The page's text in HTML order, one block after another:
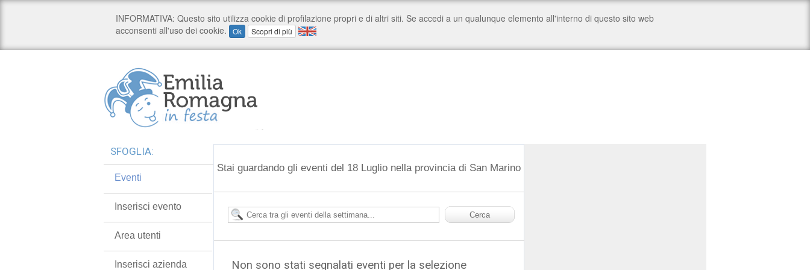
Stai guardando gli eventi del 18 Luglio nella provincia di San Marino
Non sono stati segnalati eventi per la selezione
SFOGLIA:
Eventi
Inserisci evento
Area utenti
Inserisci azienda